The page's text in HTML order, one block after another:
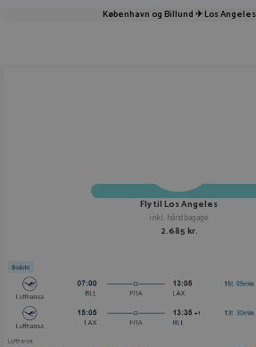
København og Billund ✈ Los Angeles
Fly til Los Angeles
inkl. håndbagage
2.685 kr.